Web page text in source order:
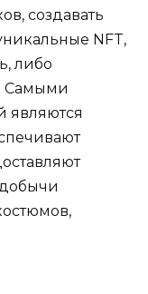
создавать
NFT,
либо
Самыми
являются